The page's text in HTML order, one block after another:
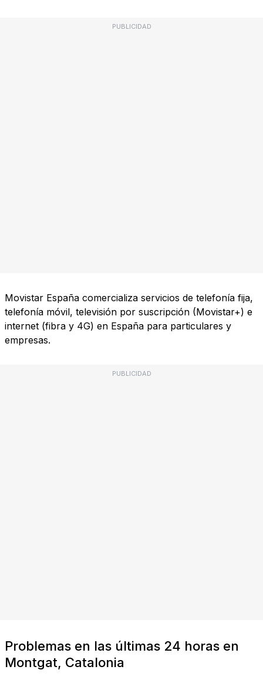
PUBLICIDAD
Movistar España comercializa servicios de telefonía fija,
telefonía móvil, televisión por suscripción (Movistar+) e
internet (fibra y 4G) en España para particulares y
empresas.
PUBLICIDAD
Problemas en las últimas 24 horas en
Montgat, Catalonia